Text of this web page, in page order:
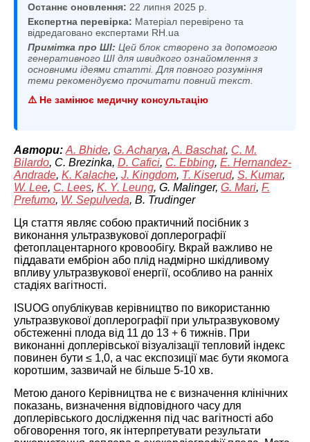
Останнє оновлення: 22 липня 2025 р.
Експертна перевірка: Матеріал перевірено та
відредаговано експертами RH.ua
Примітка про ШІ: Цей блок створено за допомогою
генеративного ШІ для швидкого ознайомлення з
основними ідеями статті. Для повного розуміння
теми рекомендуємо прочитати повний текст.
⚠️ Не замінює медичну консультацію
Автори: A. Bhide, G. Acharya, A. Baschat, C. M.
Bilardo, C. Brezinka, D. Cafici, C. Ebbing, E. Hernandez-
Andrade, K. Kalache, J. Kingdom, T. Kiserud, S. Kumar,
W. Lee, C. Lees, K. Y. Leung, G. Malinger, G. Mari, F.
Prefumo, W. Sepulveda, B. Trudinger
Ця стаття являє собою практичний посібник з
виконання ультразвукової доплерографії
фетоплацентарного кровообігу. Вкрай важливо не
піддавати ембріон або плід надмірно шкідливому
впливу ультразвукової енергії, особливо на ранніх
стадіях вагітності.
ISUOG опублікував керівництво по використанню
ультразвукової доплерографії при ультразвуковому
обстеженні плода від 11 до 13 + 6 тижнів. При
виконанні доплерівської візуалізації тепловий індекс
повинен бути ≤ 1,0, а час експозиції має бути якомога
коротшим, зазвичай не більше 5-10 хв.
Метою даного Керівництва не є визначення клінічних
показань, визначення відповідного часу для
доплерівського дослідження під час вагітності або
обговорення того, як інтерпретувати результати